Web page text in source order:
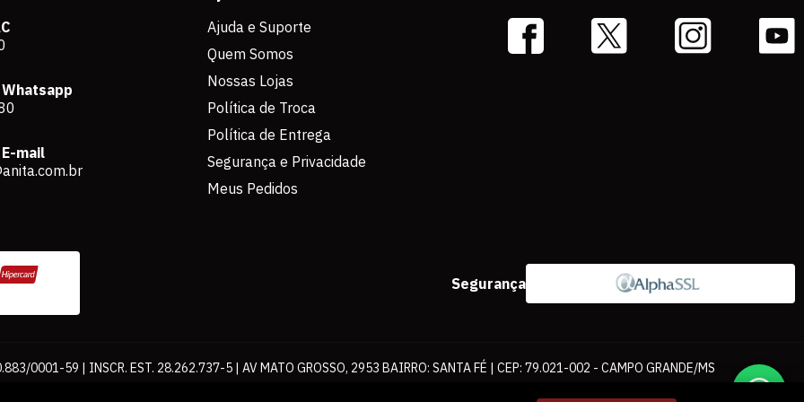
mail
Ajuda e Suporte
Quem Somos
Nossas Lojas
Política de Troca
Política de Entrega
Segurança e Privacidade
Meus Pedidos
Segurança
0001-59 | INSCR. EST. 28.262.737-5 | AV MATO GROSSO, 2953 BAIRRO: SANTA FÉ | CEP: 79.021-002 - CAMPO GRANDE/MS